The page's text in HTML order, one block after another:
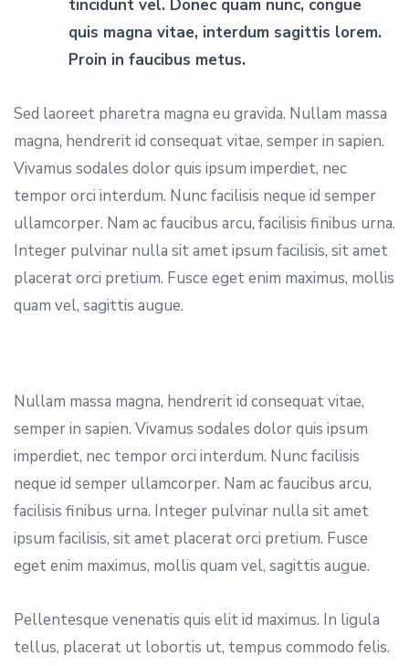
tincidunt vel. Donec quam nunc, congue
quis magna vitae, interdum sagittis lorem.
Proin in faucibus metus.
Sed laoreet pharetra magna eu gravida. Nullam massa
magna, hendrerit id consequat vitae, semper in sapien.
Vivamus sodales dolor quis ipsum imperdiet, nec
tempor orci interdum. Nunc facilisis neque id semper
ullamcorper. Nam ac faucibus arcu, facilisis finibus urna.
Integer pulvinar nulla sit amet ipsum facilisis, sit amet
placerat orci pretium. Fusce eget enim maximus, mollis
quam vel, sagittis augue.
Nullam massa magna, hendrerit id consequat vitae,
semper in sapien. Vivamus sodales dolor quis ipsum
imperdiet, nec tempor orci interdum. Nunc facilisis
neque id semper ullamcorper. Nam ac faucibus arcu,
facilisis finibus urna. Integer pulvinar nulla sit amet
ipsum facilisis, sit amet placerat orci pretium. Fusce
eget enim maximus, mollis quam vel, sagittis augue.
Pellentesque venenatis quis elit id maximus. In ligula
tellus, placerat ut lobortis ut, tempus commodo felis.